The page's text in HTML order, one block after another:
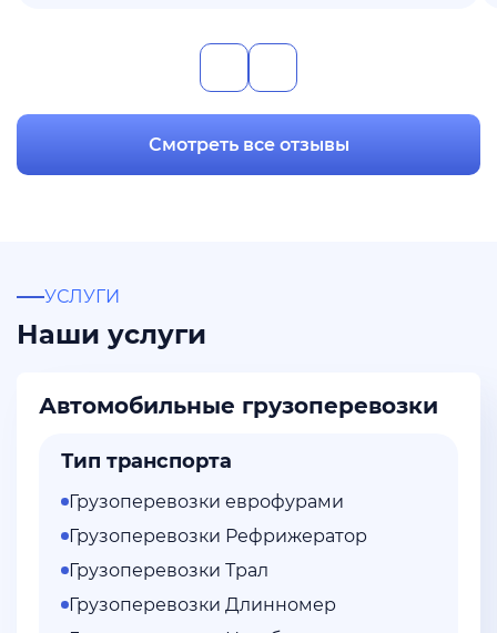
Смотреть все отзывы
УСЛУГИ
Наши услуги
Автомобильные грузоперевозки
Тип транспорта
Грузоперевозки еврофурами
Грузоперевозки Рефрижератор
Грузоперевозки Трал
Грузоперевозки Длинномер